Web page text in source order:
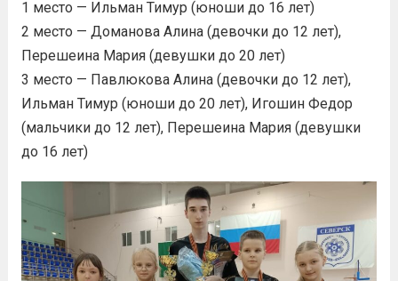
1 место — Ильман Тимур (юноши до 16 лет)
2 место — Доманова Алина (девочки до 12 лет),
Перешеина Мария (девушки до 20 лет)
3 место — Павлюкова Алина (девочки до 12 лет),
Ильман Тимур (юноши до 20 лет), Игошин Федор
(мальчики до 12 лет), Перешеина Мария (девушки
до 16 лет)